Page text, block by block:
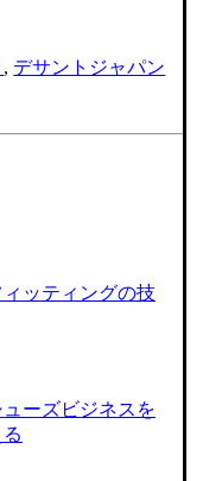
, デサントジャパン